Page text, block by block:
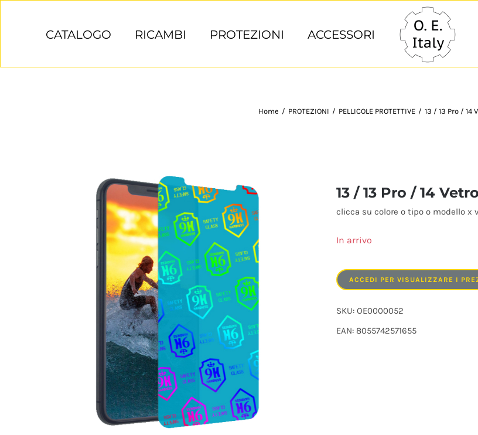
CATALOGO RICAMBI PROTEZIONI ACCESSORI
Home / PROTEZIONI / PELLICOLE PROTETTIVE / 13 / 13 Pro /
13 / 13 Pro / 14
clicca su colore o tipo o modello x
In arrivo
ACCEDI PER VISUALIZZARE I
SKU: OE0000052
EAN: 8055742571655